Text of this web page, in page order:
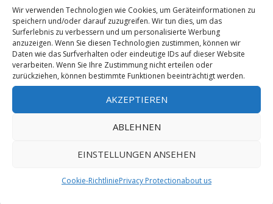
Wir verwenden Technologien wie Cookies, um Geräteinformationen zu
speichern und/oder darauf zuzugreifen. Wir tun dies, um das
Surferlebnis zu verbessern und um personalisierte Werbung
anzuzeigen. Wenn Sie diesen Technologien zustimmen, können wir
Daten wie das Surfverhalten oder eindeutige IDs auf dieser Website
verarbeiten. Wenn Sie Ihre Zustimmung nicht erteilen oder
zurückziehen, können bestimmte Funktionen beeinträchtigt werden.
AKZEPTIEREN
ABLEHNEN
EINSTELLUNGEN ANSEHEN
Cookie-RichtliniePrivacy Protectionabout us
Video: Legendary route "Akira"
(9a/+) by Joshua Fourteau
13. März 2021
TRACKBACKS/PINGBACKS
(8C) - Der Kletterblock- […] der
erfolgreichen Begehung von „Off